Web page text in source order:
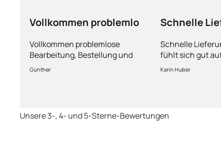
Vollkommen problemlo
Vollkommen problemlose
Bearbeitung, Bestellung und
Lieferung
Günther
Schnelle
Schnelle
fühlt sich gut
Fragen kann
Karin Huber
Unsere 3-, 4- und 5-Sterne-Bewertungen